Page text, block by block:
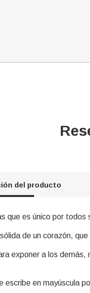
del producto
que es único por todos
de un corazón,
exponer a los
escribe en mayúscula